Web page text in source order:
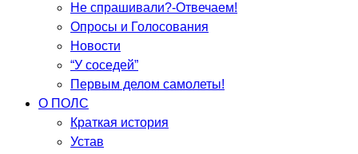
Не спрашивали?-Отвечаем!
Опросы и Голосования
Новости
“У соседей”
Первым делом самолеты!
О ПОЛС
Краткая история
Устав